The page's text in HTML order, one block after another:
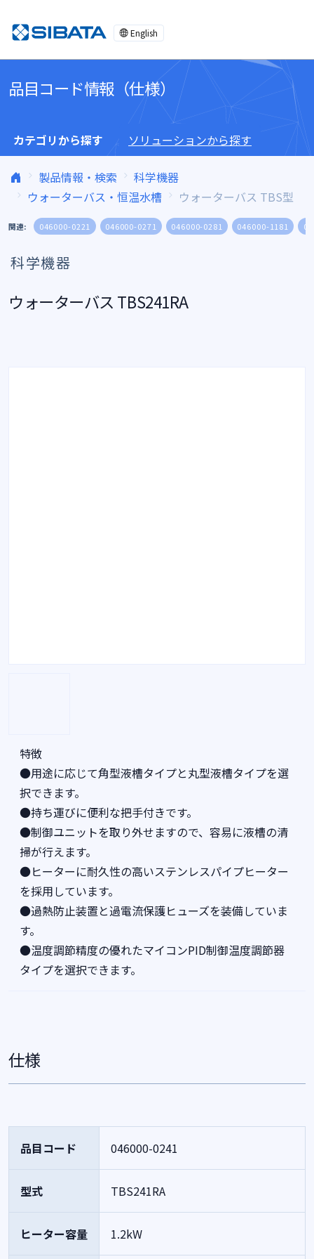
English
品目コード情報（仕様）
カテゴリから探す ソリューションから探す
製品情報・検索
科学機器
ウォーターバス・恒温水槽
ウォーターバス TBS型
関連: 046000-0221 046000-0271 046000-0281 046000-1181
科学機器
ウォーターバス TBS241RA
特徴
●用途に応じて角型液槽タイプと丸型液槽タイプを選
択できます。
●持ち運びに便利な把手付きです。
●制御ユニットを取り外せますので、容易に液槽の清
掃が行えます。
●ヒーターに耐久性の高いステンレスパイプヒーター
を採用しています。
●過熱防止装置と過電流保護ヒューズを装備していま
す。
●温度調節精度の優れたマイコンPID制御温度調節器
タイプを選択できます。
仕様
品目コード 046000-0241
型式 TBS241RA
ヒーター容量 1.2kW